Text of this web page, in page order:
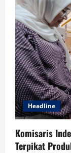
Headline
Komisaris
Terpikat